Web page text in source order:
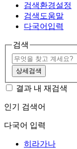
검색환경설정
검색도움말
다국어입력
검색
상세검색
결과 내 재검색
인기 검색어
다국어 입력
히라가나